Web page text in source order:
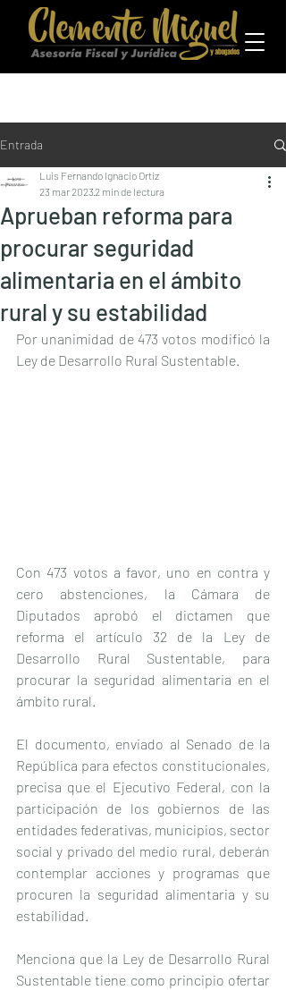
Entrada
Aprueban reforma para
procurar seguridad
alimentaria en el ámbito
rural y su estabilidad
Luis Fernando Ignacio Ortiz
23 mar 20232 min de lectura
Por unanimidad de 473 votos modificó la
Ley de Desarrollo Rural Sustentable.
Con 473 votos a favor, uno en contra y
cero abstenciones, la Cámara de
Diputados aprobó el dictamen que
reforma el artículo 32 de la Ley de
Desarrollo Rural Sustentable, para
procurar la seguridad alimentaria en el
ámbito rural.
El documento, enviado al Senado de la
República para efectos constitucionales,
precisa que el Ejecutivo Federal, con la
participación de los gobiernos de las
entidades federativas, municipios, sector
social y privado del medio rural, deberán
contemplar acciones y programas que
procuren la seguridad alimentaria y su
estabilidad.
Menciona que la Ley de Desarrollo Rural
Sustentable tiene como principio ofertar